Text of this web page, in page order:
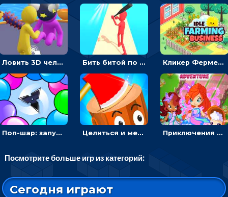
Ловить 3D человечком своего цвета и собирать драгоценности - гиперказуалка Бить битой по шарику, чтобы сбивать кубики с буквами на пути к финишу - 3D Кликер Фермерский бизнес: расти овощи, чтобы богатеть
Поп-шар: запускать колючку, чтобы лопать воздушные шарики Целиться и метать топор в 3D мишени Приключения Клуба Винкс: менять дорожки, чтобы собирать кристаллы
Посмотрите больше игр из категорий:
Сегодня играют